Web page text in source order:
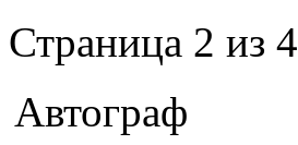
Страница 2 из 4
Автограф